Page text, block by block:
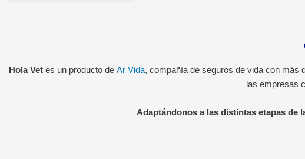
Hola Vet es un producto de Ar Vida, compañía de seguros de vida con más
las empresas
Adaptándonos a las distintas etapas de